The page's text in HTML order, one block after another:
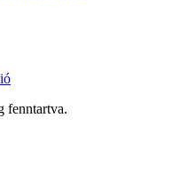
fenntartva.